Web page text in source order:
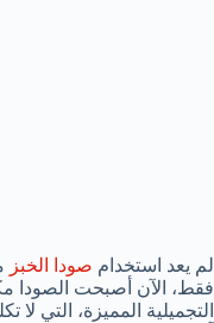
لم يعد استخدام صودا الخبز
فقط، الآن أصبحت الصودا
التجميلية المميزة، التي